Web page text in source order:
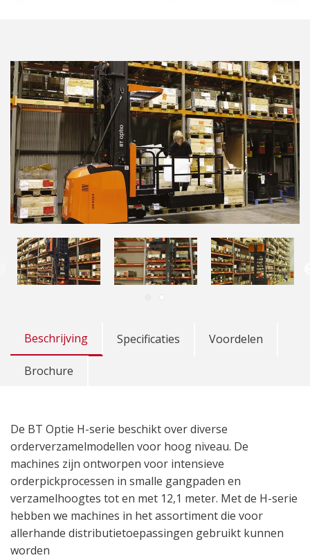
Beschrijving Specificaties Voordelen
Brochure
De BT Optie H-serie beschikt over diverse
orderverzamelmodellen voor hoog niveau. De
machines zijn ontworpen voor intensieve
orderpickprocessen in smalle gangpaden en
verzamelhoogtes tot en met 12,1 meter. Met de H-serie
hebben we machines in het assortiment die voor
allerhande distributietoepassingen gebruikt kunnen
worden